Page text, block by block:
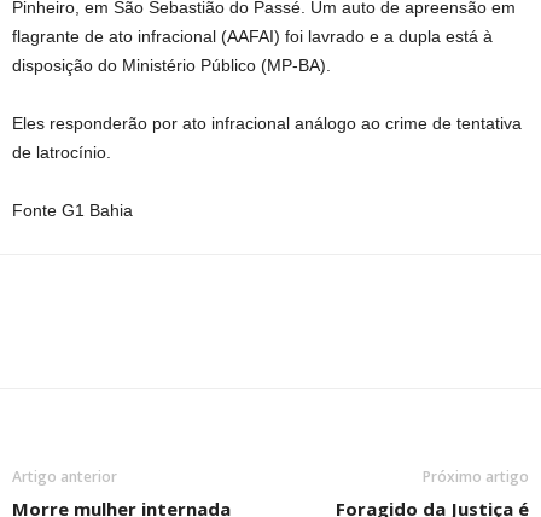
Pinheiro, em São Sebastião do Passé. Um auto de apreensão em
flagrante de ato infracional (AAFAI) foi lavrado e a dupla está à
disposição do Ministério Público (MP-BA).
Eles responderão por ato infracional análogo ao crime de tentativa
de latrocínio.
Fonte G1 Bahia
Artigo anterior
Morre mulher internada
Próximo artigo
Foragido da Justiça é